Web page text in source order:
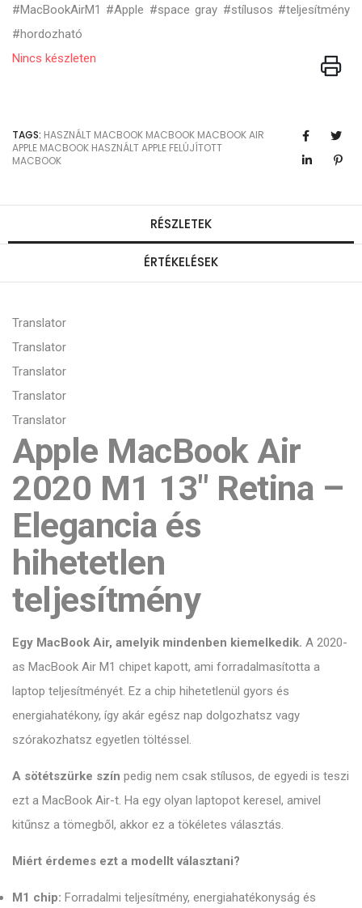
#MacBookAirM1 #Apple #space gray #stílusos #teljesítmény
#hordozható
Nincs készleten
TAGS: HASZNÁLT MACBOOK MACBOOK MACBOOK AIR
APPLE MACBOOK HASZNÁLT APPLE FELÚJÍTOTT
MACBOOK
RÉSZLETEK
ÉRTÉKELÉSEK
Translator
Translator
Translator
Translator
Translator
Apple MacBook Air
2020 M1 13" Retina –
Elegancia és
hihetetlen
teljesítmény
Egy MacBook Air, amelyik mindenben kiemelkedik. A 2020-
as MacBook Air M1 chipet kapott, ami forradalmasította a
laptop teljesítményét. Ez a chip hihetetlenül gyors és
energiahatékony, így akár egész nap dolgozhatsz vagy
szórakozhatsz egyetlen töltéssel.
A sötétszürke szín pedig nem csak stílusos, de egyedi is teszi
ezt a MacBook Air-t. Ha egy olyan laptopot keresel, amivel
kitűnsz a tömegből, akkor ez a tökéletes választás.
Miért érdemes ezt a modellt választani?
M1 chip: Forradalmi teljesítmény, energiahatékonyság és